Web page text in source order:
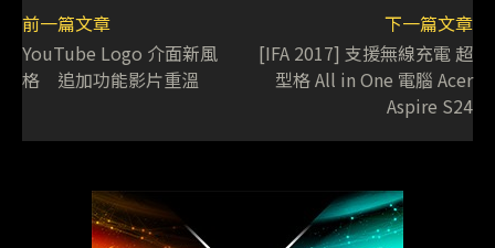
前一篇文章
YouTube Logo 介面新風
格 追加功能影片重溫
下一篇文章
[IFA 2017] 支援無線充電 超
型格 All in One 電腦 Acer
Aspire S24